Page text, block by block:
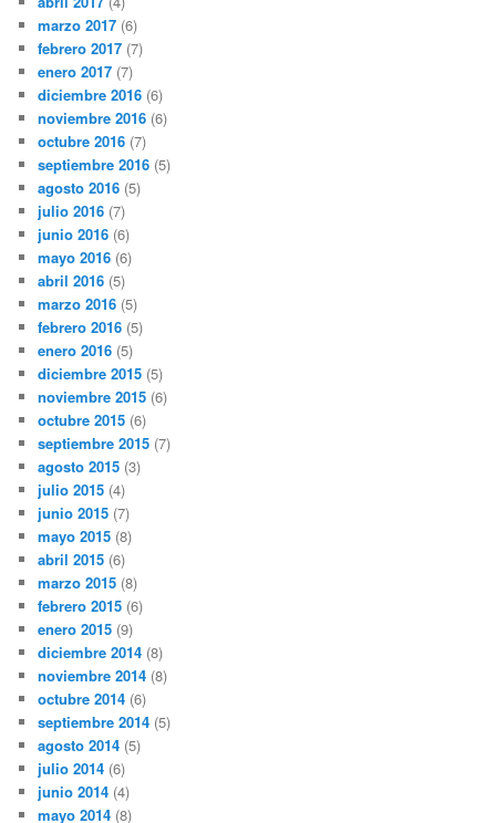
marzo 2017 (6)
febrero 2017 (7)
enero 2017 (7)
diciembre 2016 (6)
noviembre 2016 (6)
octubre 2016 (7)
septiembre 2016 (5)
agosto 2016 (5)
julio 2016 (7)
junio 2016 (6)
mayo 2016 (6)
abril 2016 (5)
marzo 2016 (5)
febrero 2016 (5)
enero 2016 (5)
diciembre 2015 (5)
noviembre 2015 (6)
octubre 2015 (6)
septiembre 2015 (7)
agosto 2015 (3)
julio 2015 (4)
junio 2015 (7)
mayo 2015 (8)
abril 2015 (6)
marzo 2015 (8)
febrero 2015 (6)
enero 2015 (9)
diciembre 2014 (8)
noviembre 2014 (8)
octubre 2014 (6)
septiembre 2014 (5)
agosto 2014 (5)
julio 2014 (6)
junio 2014 (4)
mayo 2014 (8)